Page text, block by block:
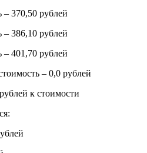
370,50 рублей
386,10 рублей
401,70 рублей
– 0,0 рублей
к стоимости